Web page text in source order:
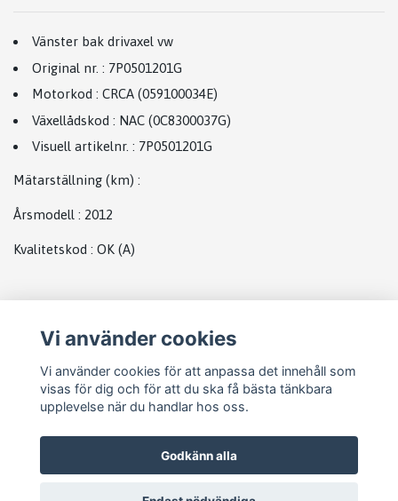
Vänster bak drivaxel vw
Original nr. : 7P0501201G
Motorkod : CRCA (059100034E)
Växellådskod : NAC (0C8300037G)
Visuell artikelnr. : 7P0501201G
Mätarställning (km) :
Årsmodell : 2012
Kvalitetskod : OK (A)
Vi använder cookies
Vi använder cookies för att anpassa det innehåll som
visas för dig och för att du ska få bästa tänkbara
upplevelse när du handlar hos oss.
Godkänn alla